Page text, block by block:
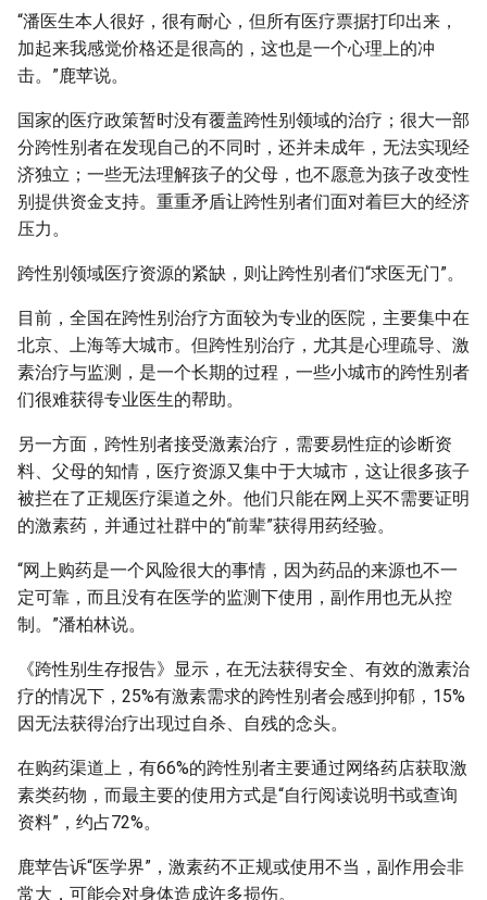
“潘医生本人很好，很有耐心，但所有医疗票据打印出来，
加起来我感觉价格还是很高的，这也是一个心理上的冲
击。”鹿苹说。
国家的医疗政策暂时没有覆盖跨性别领域的治疗；很大一部
分跨性别者在发现自己的不同时，还并未成年，无法实现经
济独立；一些无法理解孩子的父母，也不愿意为孩子改变性
别提供资金支持。重重矛盾让跨性别者们面对着巨大的经济
压力。
跨性别领域医疗资源的紧缺，则让跨性别者们“求医无门”。
目前，全国在跨性别治疗方面较为专业的医院，主要集中在
北京、上海等大城市。但跨性别治疗，尤其是心理疏导、激
素治疗与监测，是一个长期的过程，一些小城市的跨性别者
们很难获得专业医生的帮助。
另一方面，跨性别者接受激素治疗，需要易性症的诊断资
料、父母的知情，医疗资源又集中于大城市，这让很多孩子
被拦在了正规医疗渠道之外。他们只能在网上买不需要证明
的激素药，并通过社群中的“前辈”获得用药经验。
“网上购药是一个风险很大的事情，因为药品的来源也不一
定可靠，而且没有在医学的监测下使用，副作用也无从控
制。”潘柏林说。
《跨性别生存报告》显示，在无法获得安全、有效的激素治
疗的情况下，25%有激素需求的跨性别者会感到抑郁，15%
因无法获得治疗出现过自杀、自残的念头。
在购药渠道上，有66%的跨性别者主要通过网络药店获取激
素类药物，而最主要的使用方式是“自行阅读说明书或查询
资料”，约占72%。
鹿苹告诉“医学界”，激素药不正规或使用不当，副作用会非
常大，可能会对身体造成许多损伤。